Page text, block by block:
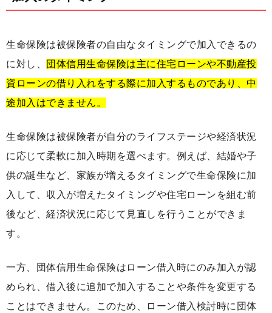
生命保険は被保険者の自由なタイミングで加入できるの
に対し、
団体信用生命保険は主に住宅ローンや不動産投
資ローンの借り入れをする際に加入するものであり、中
途加入はできません。
生命保険は被保険者が自分のライフステージや経済状況
に応じて柔軟に加入時期を選べます。例えば、結婚や子
供の誕生など、家族が増えるタイミングで生命保険に加
入して、収入が増えたタイミングや住宅ローンを組む前
後など、経済状況に応じて見直しを行うことができま
す。
一方、団体信用生命保険はローン借入時にのみ加入が認
められ、借入後に追加で加入することや条件を変更する
ことはできません。このため、ローン借入検討時に団体